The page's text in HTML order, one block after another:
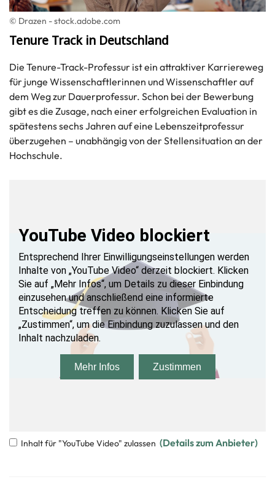
© Dra­zen - stock.adobe.com
Ten­ure Track in Deutsch­land
Die Tenure-​Track-Professur ist ein at­trak­ti­ver Kar­rie­re­weg
für junge Wis­sen­schaft­le­rin­nen und Wis­sen­schaft­ler auf
dem Weg zur Dau­er­pro­fes­sur. Schon bei der Be­wer­bung
gibt es die Zu­sa­ge, nach einer er­folg­rei­chen Eva­lua­ti­on in
spä­tes­tens sechs Jah­ren auf eine Le­bens­zeit­pro­fes­sur
über­zu­ge­hen – un­ab­hän­gig von der Stel­len­si­tua­ti­on an der
Hoch­schu­le.
Inhalt für "YouTube Video" zulassen (De­tails zum An­bie­ter)